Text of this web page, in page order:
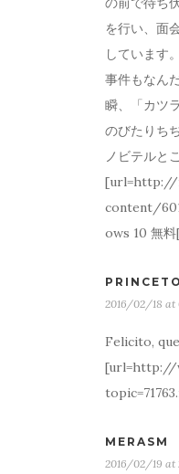
を行い、面
しています
事件もなん
瞬、「カツ
のびたりち
ノビテルと
[url=http://
content/
ows 10 無
2016/02/18 at
Felicito,
[url=http://
MERASM
2016/02/19 at